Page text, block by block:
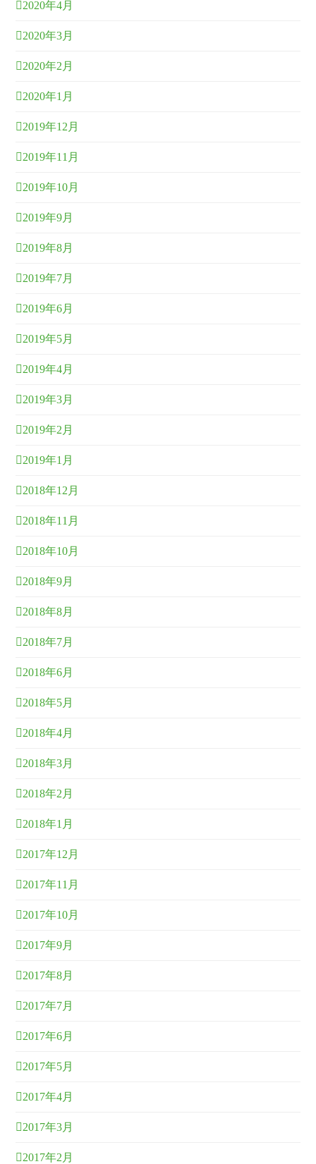
2020年4月
2020年3月
2020年2月
2020年1月
2019年12月
2019年11月
2019年10月
2019年9月
2019年8月
2019年7月
2019年6月
2019年5月
2019年4月
2019年3月
2019年2月
2019年1月
2018年12月
2018年11月
2018年10月
2018年9月
2018年8月
2018年7月
2018年6月
2018年5月
2018年4月
2018年3月
2018年2月
2018年1月
2017年12月
2017年11月
2017年10月
2017年9月
2017年8月
2017年7月
2017年6月
2017年5月
2017年4月
2017年3月
2017年2月